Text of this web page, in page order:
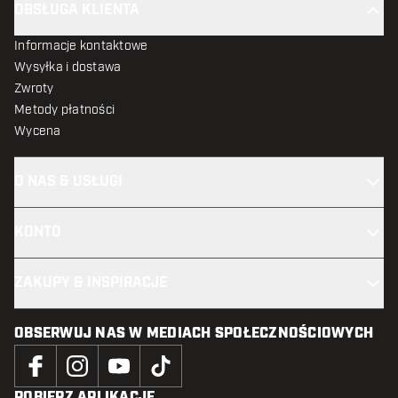
Informacje kontaktowe
Wysyłka i dostawa
Zwroty
Metody płatności
Wycena
OBSERWUJ NAS W MEDIACH SPOŁECZNOŚCIOWYCH